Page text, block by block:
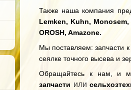
Также наша компания
Lemken, Kuhn,
OROSH, Amazone.
Мы поставляем: запчасти
сеялке точного высева и
Обращайтесь к нам, и
запчасти или